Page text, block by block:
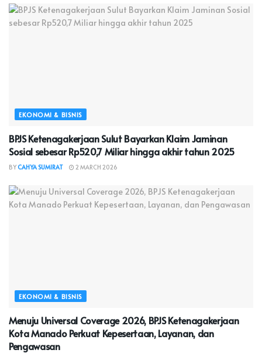
EKONOMI & BISNIS
BPJS Ketenagakerjaan Sulut Bayarkan Klaim Jaminan
Sosial sebesar Rp520,7 Miliar hingga akhir tahun 2025
BYCAHYA SUMIRAT 2 MARCH 2026
EKONOMI & BISNIS
Menuju Universal Coverage 2026, BPJS Ketenagakerjaan
Kota Manado Perkuat Kepesertaan, Layanan, dan
Pengawasan